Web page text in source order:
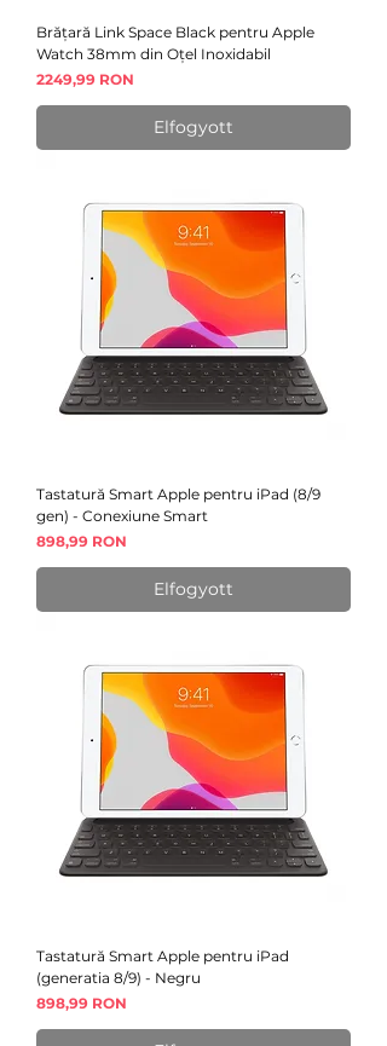
Brățară Link Space Black pentru Apple
Watch 38mm din Oțel Inoxidabil
Ár
2249,99 RON
Elfogyott
Tastatură Smart Apple pentru iPad (8/9
gen) - Conexiune Smart
Ár
898,99 RON
Elfogyott
Tastatură Smart Apple pentru iPad
(generatia 8/9) - Negru
Ár
898,99 RON